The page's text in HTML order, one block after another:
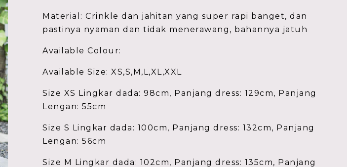
Material: Crinkle dan jahitan yang super rapi banget, dan
pastinya nyaman dan tidak menerawang, bahannya jatuh
Available Colour:
Available Size: XS,S,M,L,XL,XXL
Size XS Lingkar dada: 98cm, Panjang dress: 129cm, Panjang
Lengan: 55cm
Size S Lingkar dada: 100cm, Panjang dress: 132cm, Panjang
Lengan: 56cm
Size M Lingkar dada: 102cm, Panjang dress: 135cm, Panjang